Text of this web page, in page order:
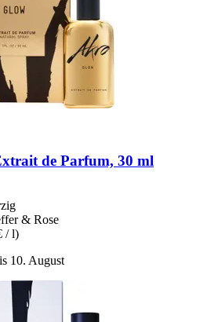
de Parfum, 30 ml
& Rose
/ l)
10. August